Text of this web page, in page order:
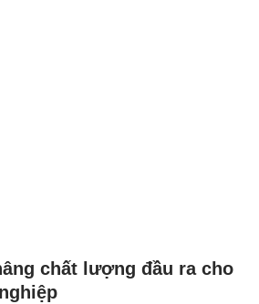
chất lượng đầu ra cho